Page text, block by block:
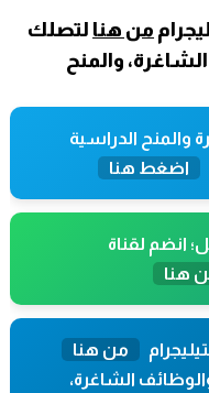
من هنا لتصلك
والمنح
الدراسية
اضغط هنا
انضم لقناة
هنا
من هنا
الشاغرة،